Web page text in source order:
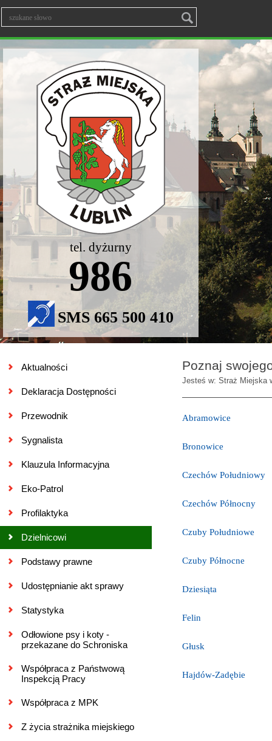
tel. dyżurny
986
SMS 665 500 410
Aktualności
Deklaracja Dostępności
Przewodnik
Sygnalista
Klauzula Informacyjna
Eko-Patrol
Profilaktyka
Dzielnicowi
Podstawy prawne
Udostępnianie akt sprawy
Statystyka
Odłowione psy i koty -
przekazane do Schroniska
Współpraca z Państwową
Inspekcją Pracy
Współpraca z MPK
Z życia strażnika miejskiego
Poznaj
Jesteś w: Straż Miejska
Abramowice
Bronowice
Czechów Południowy
Czechów Północny
Czuby Południowe
Czuby Północne
Dziesiąta
Felin
Głusk
Hajdów-Zadębie